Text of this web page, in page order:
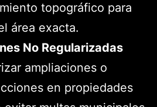
topográfico para
área exacta.
No Regularizadas
ampliaciones o
en propiedades